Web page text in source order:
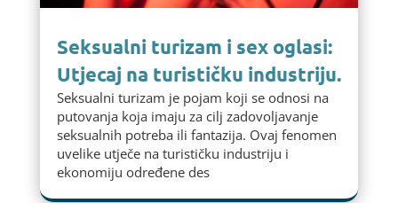
Seksualni turizam i sex oglasi:
Utjecaj na turističku industriju.
Seksualni turizam je pojam koji se odnosi na
putovanja koja imaju za cilj zadovoljavanje
seksualnih potreba ili fantazija. Ovaj fenomen
uvelike utječe na turističku industriju i
ekonomiju određene des